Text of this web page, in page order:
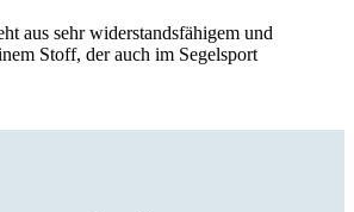
aus sehr widerstandsfähigem und
Stoff, der auch im Segelsport